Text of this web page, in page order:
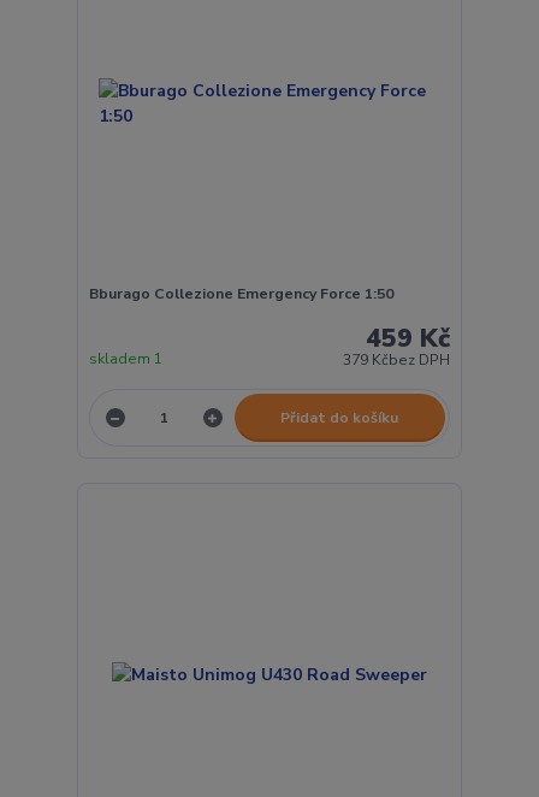
Bburago Collezione Emergency Force 1:50
459 Kč
379 Kčbez DPH
skladem 1
Přidat do košíku